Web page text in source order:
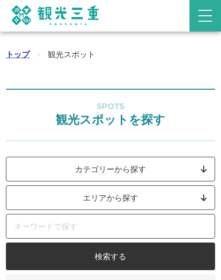
トップ › 観光スポット
SPOTS
観光スポットを探す
カテゴリーから探す
エリアから探す
検索する